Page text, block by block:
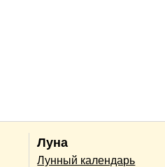
Луна
Лунный календарь